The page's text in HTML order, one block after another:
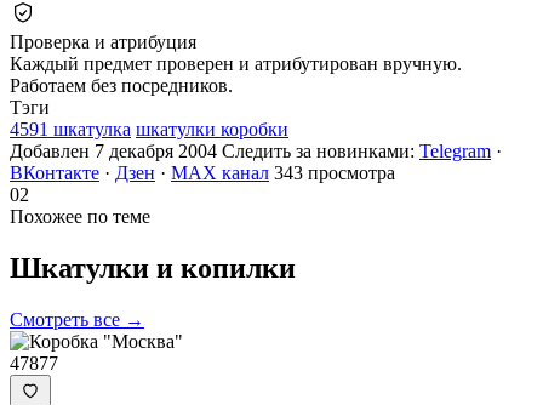
Проверка и атрибуция
Каждый предмет проверен и атрибутирован вручную.
Работаем без посредников.
Тэги
4591 шкатулка шкатулки коробки
Добавлен 7 декабря 2004 Следить за новинками: Telegram ·
ВКонтакте · Дзен · MAX канал 343 просмотра
02
Похожее по теме
Шкатулки и копилки
Смотреть все →
47877